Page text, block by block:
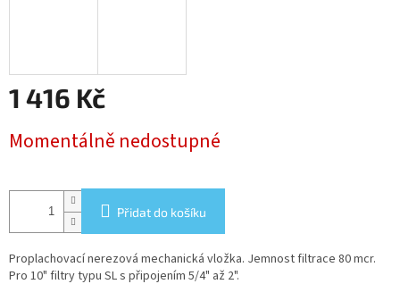
1 416 Kč
cena:
Momentálně nedostupné
Přidat do košíku
Proplachovací nerezová mechanická vložka. Jemnost filtrace 80 mcr.
Pro 10" filtry typu SL s připojením 5/4" až 2".